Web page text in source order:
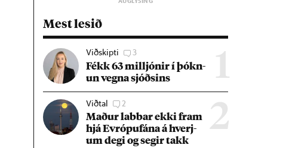
Mest lesið
1
Viðskipti 3
Fékk 63 millj­ón­ir í þókn­
un vegna sjóðs­ins
2
Viðtal 2
Mað­ur labb­ar ekki fram
hjá Evr­ópuf­ána á hverj­
um degi og seg­ir takk